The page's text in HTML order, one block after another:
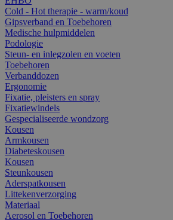
Cold - Hot therapie - warm/koud
Gipsverband en Toebehoren
Medische hulpmiddelen
Podologie
Steun- en inlegzolen en voeten
Toebehoren
Verbanddozen
Ergonomie
Fixatie, pleisters en spray
Fixatiewindels
Gespecialiseerde wondzorg
Kousen
Armkousen
Diabeteskousen
Kousen
Steunkousen
Aderspatkousen
Littekenverzorging
Materiaal
Aerosol en Toebehoren